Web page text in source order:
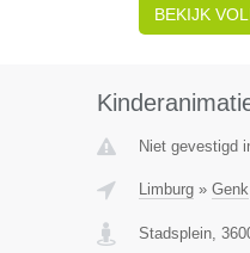
BEKIJK
Niet gevestigd
Limburg» Genk
Stadsplein,